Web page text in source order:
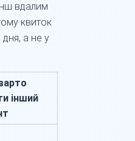
вдалим
квиток
а не у
інший